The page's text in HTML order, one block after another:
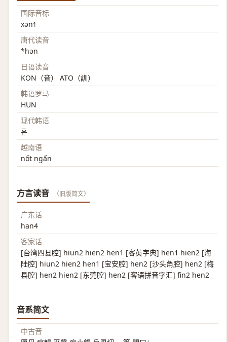
国际音标
xən˧˥
唐代读音
*hən
日语读音
KON（音） ATO（訓）
韩语罗马
HUN
现代韩语
흔
越南语
nốt ngấn
方言读音 （旧版简文）
广东话
han4
客家话
[台湾四县腔] hiun2 hien2 hen1 [客英字典] hen1 hien2 [海
陆腔] hiun2 hien2 hen1 [宝安腔] hen2 [沙头角腔] hen2 [梅
县腔] hen2 hien2 [东莞腔] hen2 [客语拼音字汇] fin2 hen2
音系简文
中古音